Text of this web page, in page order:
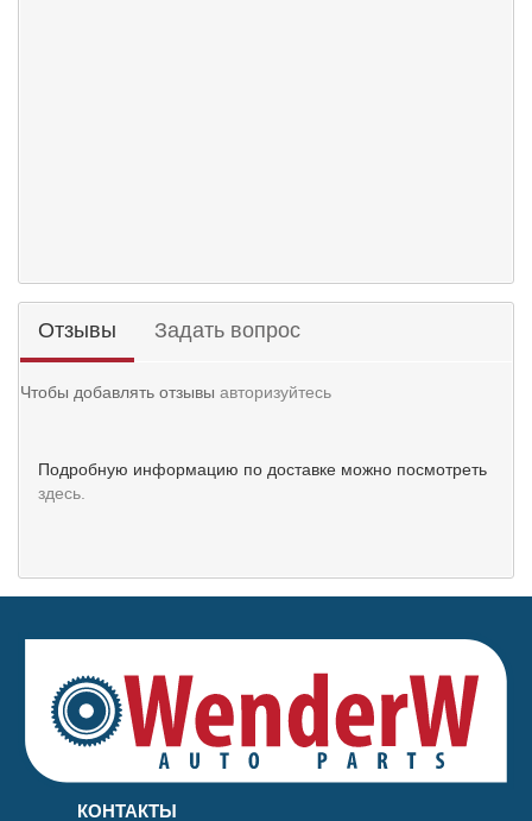
Отзывы Задать вопрос
Чтобы добавлять отзывы авторизуйтесь
Подробную информацию по доставке можно посмотреть
здесь.
КОНТАКТЫ